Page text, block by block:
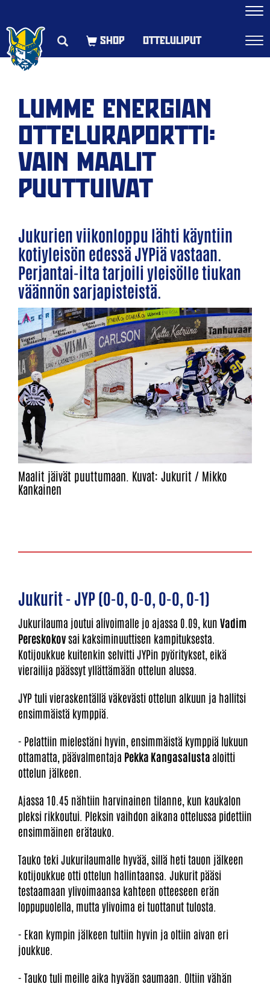
OTTELULIPUT
LUMME ENERGIAN
OTTELURAPORTTI:
VAIN MAALIT
PUUTTUIVAT
Jukurien viikonloppu lähti käyntiin
kotiyleisön edessä JYPiä vastaan.
Perjantai-ilta tarjoili yleisölle tiukan
väännön sarjapisteistä.
Maalit jäivät puuttumaan. Kuvat: Jukurit / Mikko
Kankainen
Jukurit - JYP (0-0, 0-0, 0-0, 0-1)
Jukurilauma joutui alivoimalle jo ajassa 0.09, kun Vadim
Pereskokovsai kaksiminuuttisen kampituksesta.
Kotijoukkue kuitenkin selvitti JYPin pyöritykset, eikä
vierailija päässyt yllättämään ottelun alussa.
JYP tuli vieraskentällä väkevästi ottelun alkuun ja hallitsi
ensimmäistä kymppiä.
- Pelattiin mielestäni hyvin, ensimmäistä kymppiä lukuun
ottamatta, päävalmentaja Pekka Kangasalusta aloitti
ottelun jälkeen.
Ajassa 10.45 nähtiin harvinainen tilanne, kun kaukalon
pleksi rikkoutui. Pleksin vaihdon aikana ottelussa pidettiin
ensimmäinen erätauko.
Tauko teki Jukurilaumalle hyvää, sillä heti tauon jälkeen
kotijoukkue otti ottelun hallintaansa. Jukurit pääsi
testaamaan ylivoimaansa kahteen otteeseen erän
loppupuolella, mutta ylivoima ei tuottanut tulosta.
- Ekan kympin jälkeen tultiin hyvin ja oltiin aivan eri
joukkue.
- Tauko tuli meille aika hyvään saumaan. Oltiin vähän